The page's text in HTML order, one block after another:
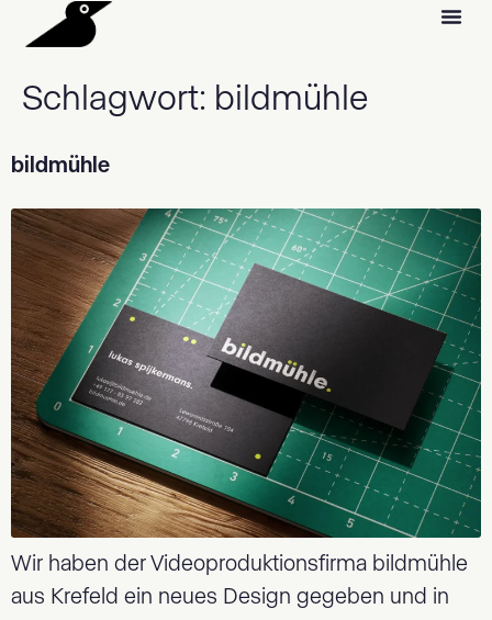
Schlagwort: bildmühle
bildmühle
Wir haben der Videoproduktionsfirma bildmühle
aus Krefeld ein neues Design gegeben und in